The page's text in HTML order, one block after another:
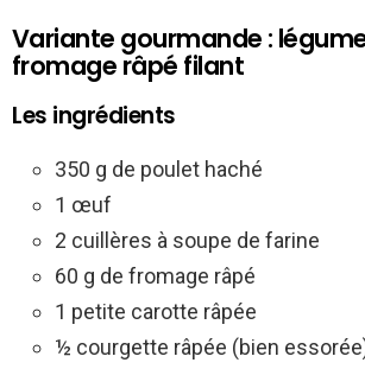
Variante gourmande :
fromage râpé filant
Les ingrédients
350 g de poulet haché
1 œuf
2 cuillères à soupe de farine
60 g de fromage râpé
1 petite carotte râpée
½ courgette râpée (bien